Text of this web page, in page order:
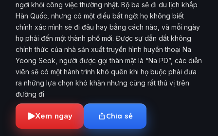
ngơi khỏi công việc thường nhật. Bộ ba sẽ đi du lịch khắp
Hàn Quốc, nhưng có một điều bất ngờ: họ không biết
chính xác mình sẽ đi đâu hay bằng cách nào, và mỗi ngày
họ phải đến một thành phố mới. Được sự dẫn dắt không
chính thức của nhà sản xuất truyền hình huyền thoại Na
Yeong Seok, người được gọi thân mật là “Na PD”, các diễn
viên sẽ có một hành trình khó quên khi họ buộc phải đưa
ra những lựa chọn khó khăn nhưng cũng rất thú vị trên
đường đi
Xem ngay Chia sẻ